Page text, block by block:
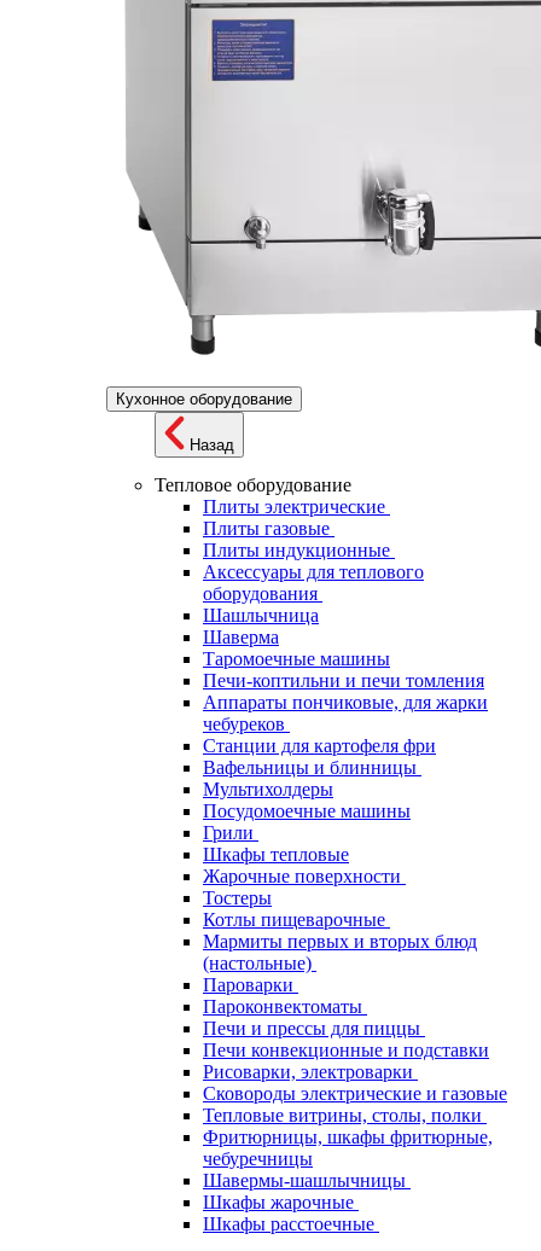
Кухонное оборудование
Назад
Тепловое оборудование
Плиты электрические
Плиты газовые
Плиты индукционные
Аксессуары для теплового
оборудования
Шашлычница
Шаверма
Таромоечные машины
Печи-коптильни и печи томления
Аппараты пончиковые, для жарки
чебуреков
Станции для картофеля фри
Вафельницы и блинницы
Мультихолдеры
Посудомоечные машины
Грили
Шкафы тепловые
Жарочные поверхности
Тостеры
Котлы пищеварочные
Мармиты первых и вторых блюд
(настольные)
Пароварки
Пароконвектоматы
Печи и прессы для пиццы
Печи конвекционные и подставки
Рисоварки, электроварки
Сковороды электрические и газовые
Тепловые витрины, столы, полки
Фритюрницы, шкафы фритюрные,
чебуречницы
Шавермы-шашлычницы
Шкафы жарочные
Шкафы расстоечные